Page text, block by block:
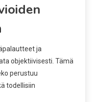
ja
objektiivisesti. Tämä
perustuu
todellisiin